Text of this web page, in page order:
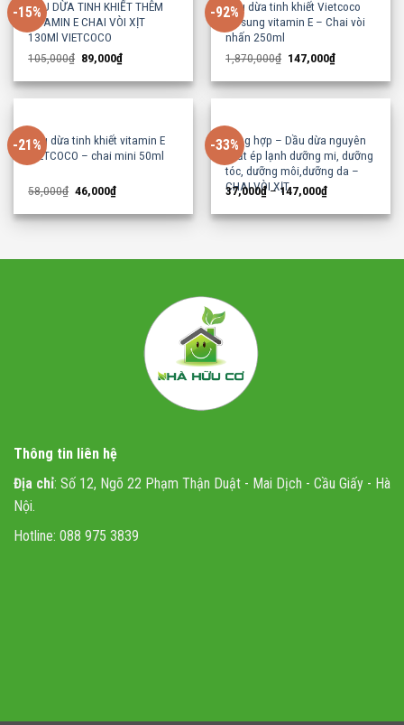
-15%DẦU DỪA TINH KHIẾT THÊM
VITAMIN E CHAI VÒI XỊT
130Ml VIETCOCO
105,000₫ Original
price
was:
105,000₫.
89,000₫Current
is:
89,000₫.
-92%Dầu dừa tinh khiết Vietcoco
bổ sung vitamin E – Chai vòi
nhấn 250ml
1,870,000₫ Original
price
was:
1,870,000₫.
147,000₫Current
is:
147,000₫.
-21%Dầu dừa tinh khiết vitamin E
VIETCOCO – chai mini 50ml
58,000₫ Original
price
was:
58,000₫.
46,000₫Current
is:
46,000₫.
-33%Tổng hợp – Dầu dừa nguyên
chất ép lạnh dưỡng mi, dưỡng
tóc, dưỡng môi,dưỡng da –
CHAI VÒI XỊT
37,000₫–147,000₫
Thông tin liên hệ
Địa chỉ: Số 12, Ngõ 22 Phạm Thận Duật - Mai Dịch - Cầu Giấy - Hà
Nội.
Hotline: 088 975 3839